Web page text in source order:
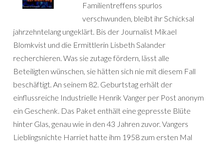
Familientreffens spurlos
verschwunden, bleibt ihr Schicksal
jahrzehntelang ungeklärt. Bis der Journalist Mikael
Blomkvist und die Ermittlerin Lisbeth Salander
recherchieren. Was sie zutage fördern, lässt alle
Beteiligten wünschen, sie hätten sich nie mit diesem Fall
beschäftigt. An seinem 82. Geburtstag erhält der
einflussreiche Industrielle Henrik Vanger per Post anonym
ein Geschenk. Das Paket enthält eine gepresste Blüte
hinter Glas, genau wie in den 43 Jahren zuvor. Vangers
Lieblingsnichte Harriet hatte ihm 1958 zum ersten Mal